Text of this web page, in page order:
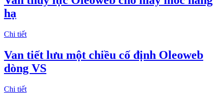
hạ
Chi tiết
Van tiết lưu một chiều cố định Oleoweb
dòng VS
Chi tiết